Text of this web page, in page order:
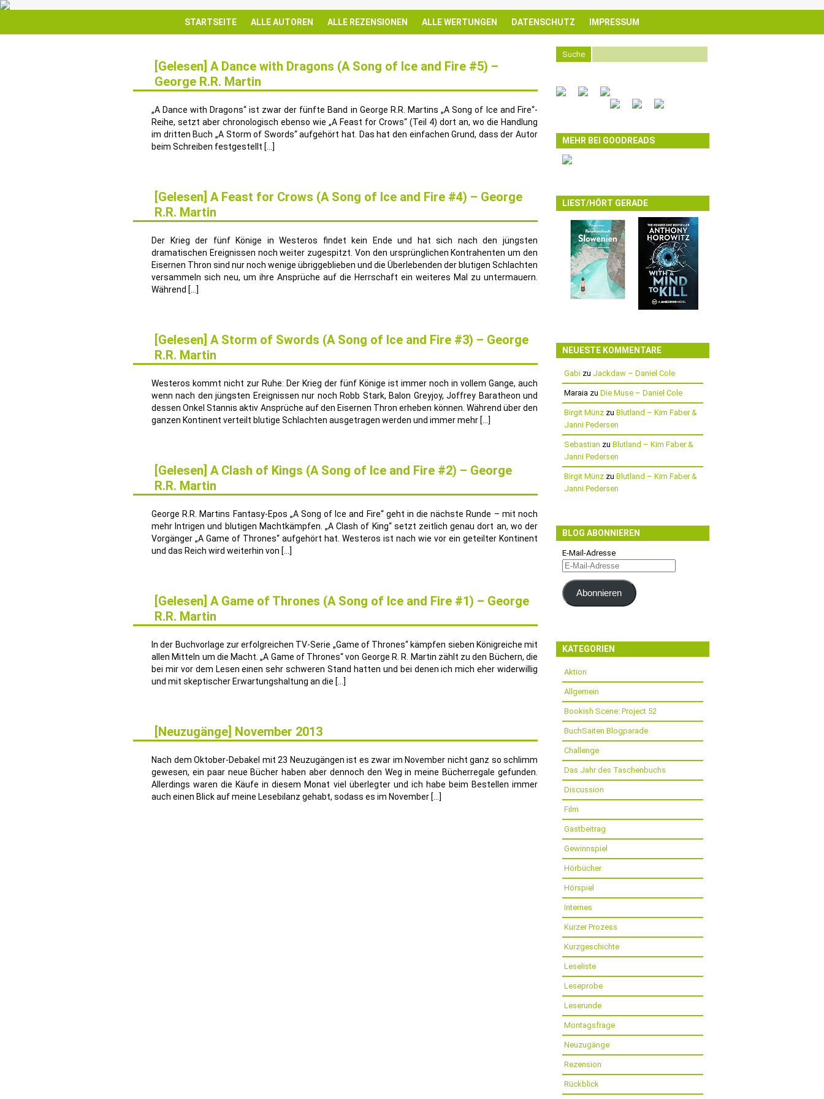
STARTSEITE ALLE AUTOREN ALLE REZENSIONEN ALLE WERTUNGEN DATENSCHUTZ IMPRESSUM
[Gelesen] A Dance with Dragons (A Song of Ice and Fire #5) –
George R.R. Martin
„A Dance with Dragons“ ist zwar der fünfte Band in George R.R. Martins „A Song of Ice and Fire“-
Reihe, setzt aber chronologisch ebenso wie „A Feast for Crows“ (Teil 4) dort an, wo die Handlung
im dritten Buch „A Storm of Swords“ aufgehört hat. Das hat den einfachen Grund, dass der Autor
beim Schreiben festgestellt […]
[Gelesen] A Feast for Crows (A Song of Ice and Fire #4) – George
R.R. Martin
Der Krieg der fünf Könige in Westeros findet kein Ende und hat sich nach den jüngsten
dramatischen Ereignissen noch weiter zugespitzt. Von den ursprünglichen Kontrahenten um den
Eisernen Thron sind nur noch wenige übriggeblieben und die Überlebenden der blutigen Schlachten
versammeln sich neu, um ihre Ansprüche auf die Herrschaft ein weiteres Mal zu untermauern.
Während […]
[Gelesen] A Storm of Swords (A Song of Ice and Fire #3) – George
R.R. Martin
Westeros kommt nicht zur Ruhe: Der Krieg der fünf Könige ist immer noch in vollem Gange, auch
wenn nach den jüngsten Ereignissen nur noch Robb Stark, Balon Greyjoy, Joffrey Baratheon und
dessen Onkel Stannis aktiv Ansprüche auf den Eisernen Thron erheben können. Während über den
ganzen Kontinent verteilt blutige Schlachten ausgetragen werden und immer mehr […]
[Gelesen] A Clash of Kings (A Song of Ice and Fire #2) – George
R.R. Martin
George R.R. Martins Fantasy-Epos „A Song of Ice and Fire“ geht in die nächste Runde – mit noch
mehr Intrigen und blutigen Machtkämpfen. „A Clash of King“ setzt zeitlich genau dort an, wo der
Vorgänger „A Game of Thrones“ aufgehört hat. Westeros ist nach wie vor ein geteilter Kontinent
und das Reich wird weiterhin von […]
[Gelesen] A Game of Thrones (A Song of Ice and Fire #1) – George
R.R. Martin
In der Buchvorlage zur erfolgreichen TV-Serie „Game of Thrones“ kämpfen sieben Königreiche mit
allen Mitteln um die Macht. „A Game of Thrones“ von George R. R. Martin zählt zu den Büchern, die
bei mir vor dem Lesen einen sehr schweren Stand hatten und bei denen ich mich eher widerwillig
und mit skeptischer Erwartungshaltung an die […]
[Neuzugänge] November 2013
Nach dem Oktober-Debakel mit 23 Neuzugängen ist es zwar im November nicht ganz so schlimm
gewesen, ein paar neue Bücher haben aber dennoch den Weg in meine Bücherregale gefunden.
Allerdings waren die Käufe in diesem Monat viel überlegter und ich habe beim Bestellen immer
auch einen Blick auf meine Lesebilanz gehabt, sodass es im November […]
Suche
MEHR BEI GOODREADS
LIEST/HÖRT GERADE
NEUESTE KOMMENTARE
Gabi zu Jackdaw – Daniel Cole
Maraia zu Die Muse – Daniel Cole
Birgit Münz zu Blutland – Kim Faber &
Janni Pedersen
Sebastian zu Blutland – Kim Faber &
Janni Pedersen
Birgit Münz zu Blutland – Kim Faber &
Janni Pedersen
BLOG ABONNIEREN
E-Mail-Adresse
Abonnieren
KATEGORIEN
Aktion
Allgemein
Bookish Scene: Project 52
BuchSaiten Blogparade
Challenge
Das Jahr des Taschenbuchs
Discussion
Film
Gastbeitrag
Gewinnspiel
Hörbücher
Hörspiel
Internes
Kurzer Prozess
Kurzgeschichte
Leseliste
Leseprobe
Leserunde
Montagsfrage
Neuzugänge
Rezension
Rückblick